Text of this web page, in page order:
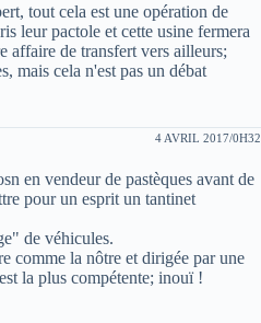
tout cela est une opération de
leur pactole et cette usine fermera
affaire de transfert vers ailleurs;
mais cela n'est pas un débat
4 AVRIL 2017/0H32
en vendeur de pastèques avant de
pour un esprit un tantinet
de véhicules.
comme la nôtre et dirigée par une
la plus compétente; inouï !